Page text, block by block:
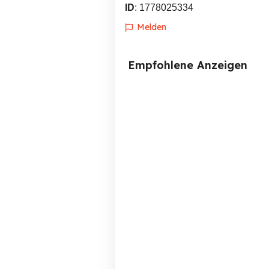
ID: 1778025334
Melden
Empfohlene Anzeigen